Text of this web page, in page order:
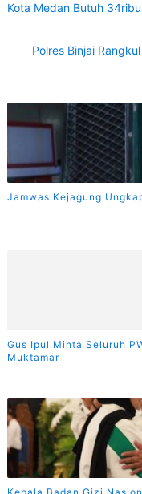
Kota Medan Butuh
Polres Binjai
Jamwas Kejagung
Gus Ipul Minta Seluruh
Muktamar